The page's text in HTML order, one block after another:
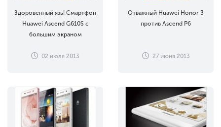
Здоровенный язь! Смартфон
Huawei Ascend G610S с
большим экраном
02 июля 2013
Отважный Huawei Honor 3
против Ascend P6
27 июня 2013